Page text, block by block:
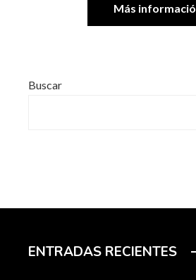
Más
Buscar
ENTRADAS RECIENTES